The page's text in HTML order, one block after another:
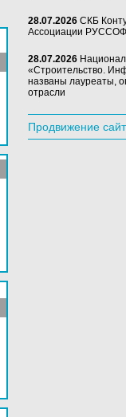
28.07.2026 СКБ
Ассоциации
28.07.2026
«Строительство.
названы лауреаты,
отрасли
Продвижение